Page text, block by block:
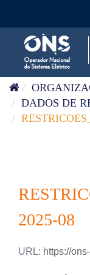
DADOS DE
2025-08
URL: https://ons-aws-prod-